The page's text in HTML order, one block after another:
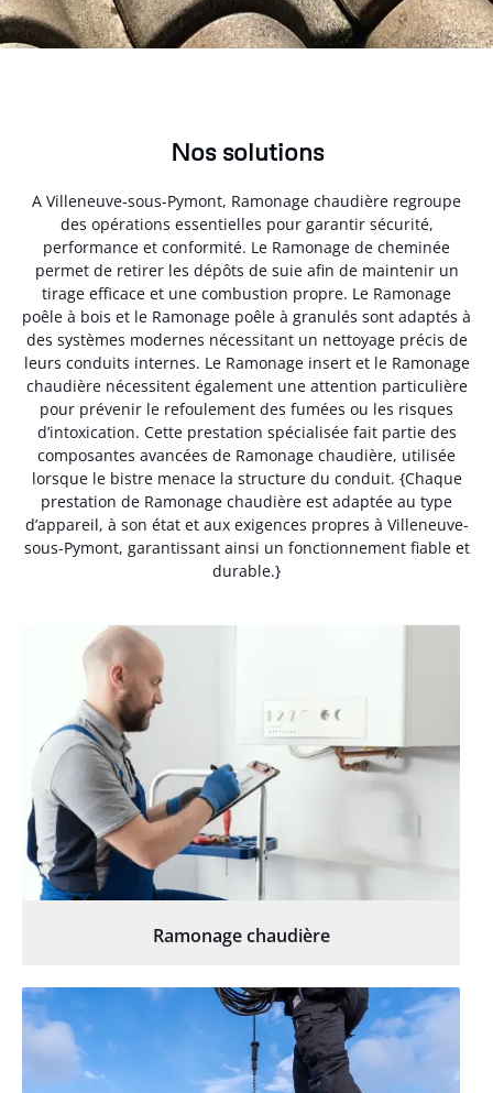
Nos solutions
A Villeneuve-sous-Pymont, Ramonage chaudière regroupe
des opérations essentielles pour garantir sécurité,
performance et conformité. Le Ramonage de cheminée
permet de retirer les dépôts de suie afin de maintenir un
tirage efficace et une combustion propre. Le Ramonage
poêle à bois et le Ramonage poêle à granulés sont adaptés à
des systèmes modernes nécessitant un nettoyage précis de
leurs conduits internes. Le Ramonage insert et le Ramonage
chaudière nécessitent également une attention particulière
pour prévenir le refoulement des fumées ou les risques
d’intoxication. Cette prestation spécialisée fait partie des
composantes avancées de Ramonage chaudière, utilisée
lorsque le bistre menace la structure du conduit. {Chaque
prestation de Ramonage chaudière est adaptée au type
d’appareil, à son état et aux exigences propres à Villeneuve-
sous-Pymont, garantissant ainsi un fonctionnement fiable et
durable.}
Ramonage chaudière